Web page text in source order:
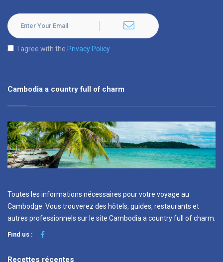
I agree with the Privacy Policy
Cambodia a country full of charm
Toutes les informations nécessaires pour votre voyage au
Cambodge. Vous trouverez des hôtels, guides, restaurants et
autres professionnels sur le site Cambodia a country full of charm.
Find us :
Recettes récentes